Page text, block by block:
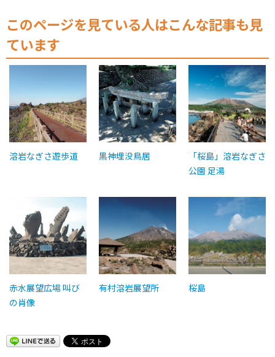
このページを見ている人はこんな記事も見
ています
溶岩なぎさ遊歩道 黒神埋没鳥居
「桜島」溶岩なぎさ
公園 足湯
赤水展望広場 叫び
の肖像
有村溶岩展望所 桜島